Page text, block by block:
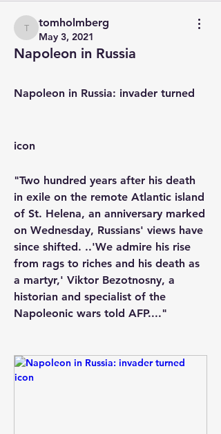
tomholmberg
tomholmberg
May 3, 2021
Napoleon in Russia
Napoleon in Russia: invader turned
icon
"Two hundred years after his death
in exile on the remote Atlantic island
of St. Helena, an anniversary marked
on Wednesday, Russians' views have
since shifted. ..'We admire his rise
from rags to riches and his death as
a martyr,' Viktor Bezotnosny, a
historian and specialist of the
Napoleonic wars told AFP...."